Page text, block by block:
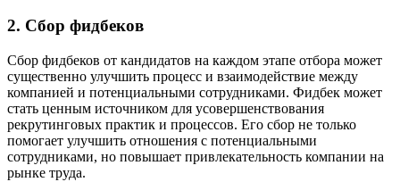
2. Сбор фидбеков
Сбор фидбеков от кандидатов на каждом этапе отбора может
существенно улучшить процесс и взаимодействие между
компанией и потенциальными сотрудниками. Фидбек может
стать ценным источником для усовершенствования
рекрутинговых практик и процессов. Его сбор не только
помогает улучшить отношения с потенциальными
сотрудниками, но повышает привлекательность компании на
рынке труда.